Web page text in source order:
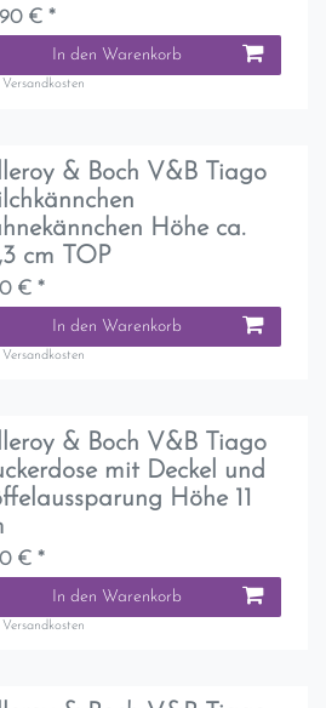
€ *
In den Warenkorb
Versandkosten
& Boch V&B Tiago
Höhe ca.
cm TOP
€ *
In den Warenkorb
Versandkosten
& Boch V&B Tiago
mit Deckel und
Höhe 11
€ *
In den Warenkorb
Versandkosten